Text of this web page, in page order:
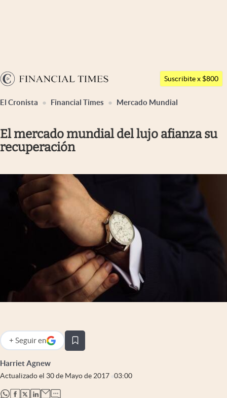
Argentina
Colombia
Members
Economía y Política
Mercados Online
Negocios
Columnistas
Otras secciones
Infotechnology
Mundial 2026
Mediakit
abre en nueva pestaña
Argentina
Suscribite x $800
El Cronista Financial Times Mercado Mundial
El mercado mundial del lujo afianza su
recuperación
Harriet Agnew
Actualizado el 30 de Mayo de 2017 03:00
+ Seguir en
abre en nueva pestaña
abre en nueva pestaña
abre en nueva pestaña
abre en nueva pestaña
abre en nueva pestaña